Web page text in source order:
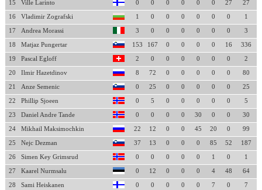
15 Ville Larinto 0 0 0 0 0 0 27 27
16 Vladimir Zografski 1 0 0 0 0 0 0 1
17 Andrea Morassi 3 0 0 0 0 0 0 3
18 Matjaz Pungertar 153 167 0 0 0 0 16 336
19 Pascal Egloff 2 0 0 0 0 0 0 2
20 Ilmir Hazetdinov 8 72 0 0 0 0 0 80
21 Anze Semenic 0 25 0 0 0 0 0 25
22 Phillip Sjoeen 0 5 0 0 0 0 0 5
23 Daniel Andre Tande 0 0 0 0 30 0 0 30
24 Mikhail Maksimochkin 22 12 0 0 45 20 0 99
25 Nejc Dezman 37 13 0 0 0 85 52 187
26 Simen Key Grimsrud 0 0 0 0 0 1 0 1
27 Kaarel Nurmsalu 0 12 0 0 0 4 48 64
28 Sami Heiskanen 0 0 0 0 0 7 0 7